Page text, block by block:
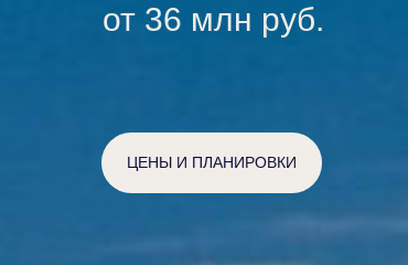
ЦЕНЫ И ПЛАНИРОВКИ
от 36 млн руб.